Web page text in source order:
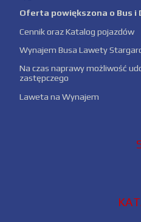
Oferta powiększona o Bus i
Cennik oraz Katalog pojazdów
Wynajem Busa Lawety
Na czas naprawy możliwość
zastępczego
Laweta na Wynajem